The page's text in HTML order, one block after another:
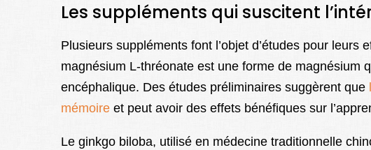
Les suppléments qui suscitent
Plusieurs suppléments font l’objet d’études pour leurs
magnésium L-thréonate est une forme de magnésium
encéphalique. Des études préliminaires suggèrent que
mémoire et peut avoir des effets bénéfiques sur
Le ginkgo biloba, utilisé en médecine traditionnelle